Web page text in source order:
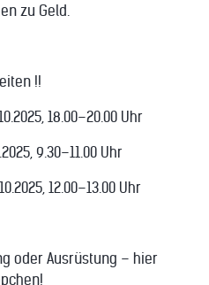
zu Geld.
!!
18.00–20.00 Uhr
9.30–11.00 Uhr
12.00–13.00 Uhr
oder Ausrüstung – hier